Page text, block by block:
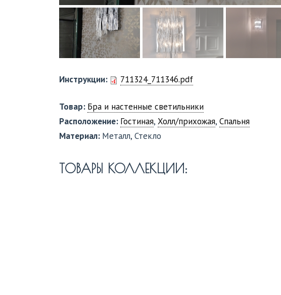
Инструкции: 711324_711346.pdf
Товар: Бра и настенные светильники
Расположение: Гостиная, Холл/прихожая, Спальня
Материал: Металл, Стекло
ТОВАРЫ КОЛЛЕКЦИИ: